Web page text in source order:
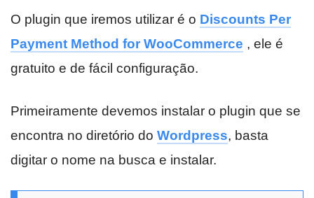
O plugin que iremos utilizar é o Discounts Per
Payment Method for WooCommerce , ele é
gratuito e de fácil configuração.
Primeiramente devemos instalar o plugin que se
encontra no diretório do Wordpress, basta
digitar o nome na busca e instalar.